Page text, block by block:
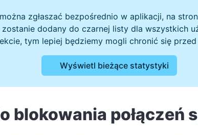
zgłaszać bezpośrednio w aplikacji, na
dodany do czarnej listy dla wszystkich
tym lepiej będziemy mogli chronić się przed
Wyświetl bieżące statystyki
blokowania połączeń